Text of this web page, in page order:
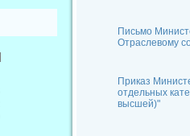
Письмо
Отраслевому
Приказ
отдельных
высшей)"